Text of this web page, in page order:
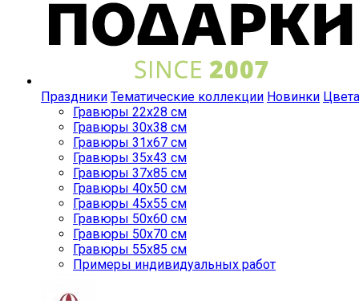
Праздники Тематические коллекции Новинки Цвета
Гравюры 22x28 см
Гравюры 30x38 см
Гравюры 31x67 см
Гравюры 35x43 см
Гравюры 37x85 см
Гравюры 40x50 см
Гравюры 45x55 см
Гравюры 50x60 см
Гравюры 50x70 см
Гравюры 55x85 см
Примеры индивидуальных работ